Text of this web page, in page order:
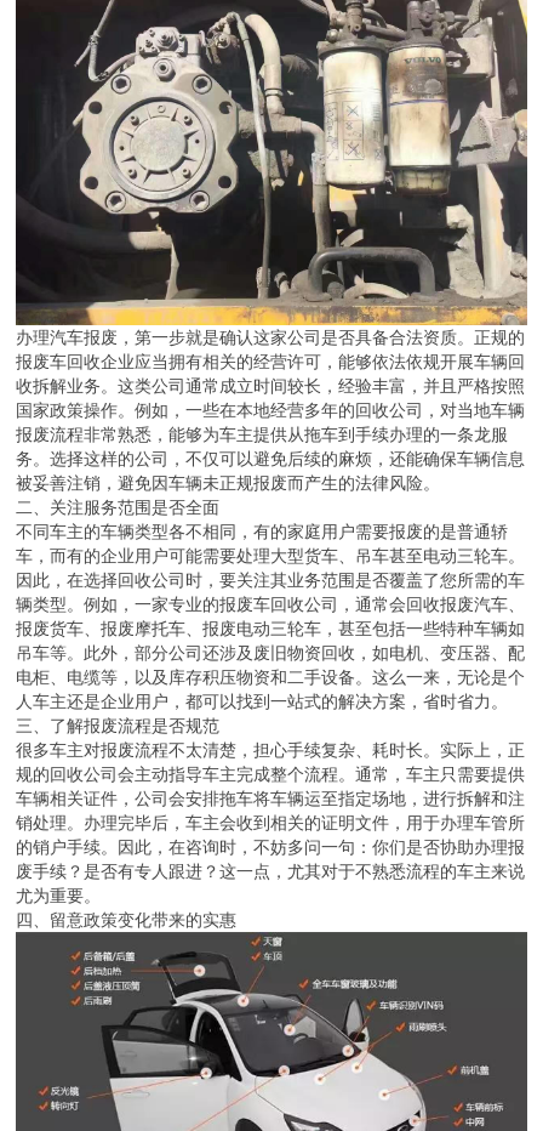
办理汽车报废，第一步就是确认这家公司是否具备合法资质。正规的
报废车回收企业应当拥有相关的经营许可，能够依法依规开展车辆回
收拆解业务。这类公司通常成立时间较长，经验丰富，并且严格按照
国家政策操作。例如，一些在本地经营多年的回收公司，对当地车辆
报废流程非常熟悉，能够为车主提供从拖车到手续办理的一条龙服
务。选择这样的公司，不仅可以避免后续的麻烦，还能确保车辆信息
被妥善注销，避免因车辆未正规报废而产生的法律风险。
二、关注服务范围是否全面
不同车主的车辆类型各不相同，有的家庭用户需要报废的是普通轿
车，而有的企业用户可能需要处理大型货车、吊车甚至电动三轮车。
因此，在选择回收公司时，要关注其业务范围是否覆盖了您所需的车
辆类型。例如，一家专业的报废车回收公司，通常会回收报废汽车、
报废货车、报废摩托车、报废电动三轮车，甚至包括一些特种车辆如
吊车等。此外，部分公司还涉及废旧物资回收，如电机、变压器、配
电柜、电缆等，以及库存积压物资和二手设备。这么一来，无论是个
人车主还是企业用户，都可以找到一站式的解决方案，省时省力。
三、了解报废流程是否规范
很多车主对报废流程不太清楚，担心手续复杂、耗时长。实际上，正
规的回收公司会主动指导车主完成整个流程。通常，车主只需要提供
车辆相关证件，公司会安排拖车将车辆运至指定场地，进行拆解和注
销处理。办理完毕后，车主会收到相关的证明文件，用于办理车管所
的销户手续。因此，在咨询时，不妨多问一句：你们是否协助办理报
废手续？是否有专人跟进？这一点，尤其对于不熟悉流程的车主来说
尤为重要。
四、留意政策变化带来的实惠